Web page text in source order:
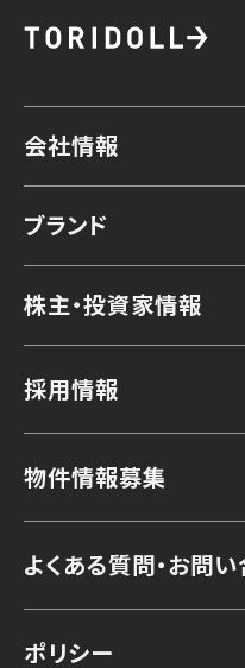
会社情報
ブランド
株主・投資家情報
採用情報
物件情報募集
よくある質問・お問
ポリシー